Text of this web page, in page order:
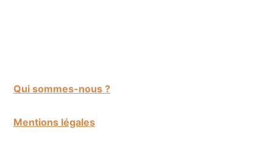
Qui sommes-nous ?
Mentions légales